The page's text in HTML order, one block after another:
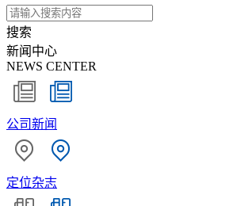
搜索
新闻中心
NEWS CENTER
公司新闻
定位杂志